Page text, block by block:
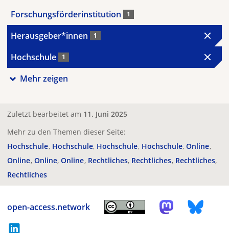
Forschungsförderinstitution 1
Herausgeber*innen 1
Hochschule 1
Mehr zeigen
Zuletzt bearbeitet am 11. Juni 2025
Mehr zu den Themen dieser Seite:
Hochschule Hochschule Hochschule Hochschule Online
Online Online Online Rechtliches Rechtliches Rechtliches
Rechtliches
open-access.network